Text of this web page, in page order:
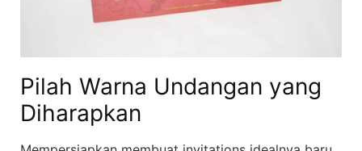
Pilah Warna Undangan yang
Diharapkan